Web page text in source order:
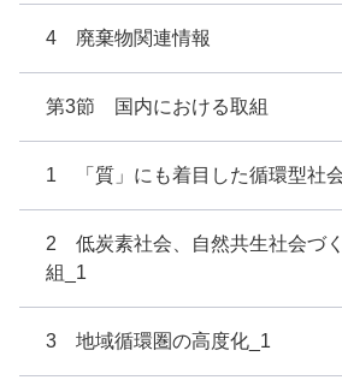
4 廃棄物関連情報
第3節 国内における取組
1 「質」にも着目した循環型社
2 低炭素社会、自然共生社会づ
組_1
3 地域循環圏の高度化_1